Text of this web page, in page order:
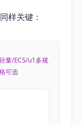
样关键：
量/ECS/u1多规
可选